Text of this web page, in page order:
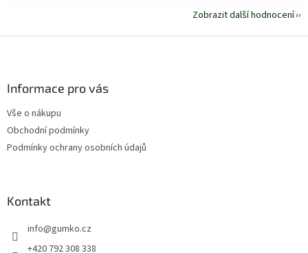
Zobrazit další hodnocení
Informace pro vás
Vše o nákupu
Obchodní podmínky
Podmínky ochrany osobních údajů
Kontakt
info@gumko.cz
+420 792 308 338